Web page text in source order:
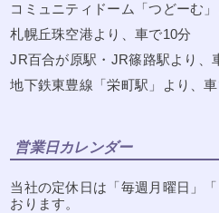
コミュニティドーム「つどーむ
札幌丘珠空港より、車で10分
JR百合が原駅・JR篠路駅より、
地下鉄東豊線「栄町駅」より、
営業日カレンダー
当社の定休日は「毎週月曜日」
おります。